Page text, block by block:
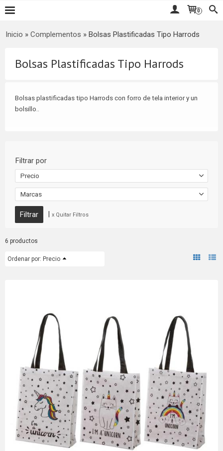
0
Inicio » Complementos » Bolsas Plastificadas Tipo Harrods
Bolsas Plastificadas Tipo Harrods
Bolsas plastificadas tipo Harrods con forro de tela interior y un
bolsillo..
Filtrar por
Precio
Marcas
| x Quitar Filtros
6 productos
Ordenar por: Precio